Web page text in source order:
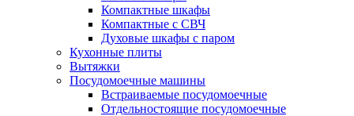
Компактные шкафы
Компактные с СВЧ
Духовые шкафы с паром
Кухонные плиты
Вытяжки
Посудомоечные машины
Встраиваемые посудомоечные
Отдельностоящие посудомоечные